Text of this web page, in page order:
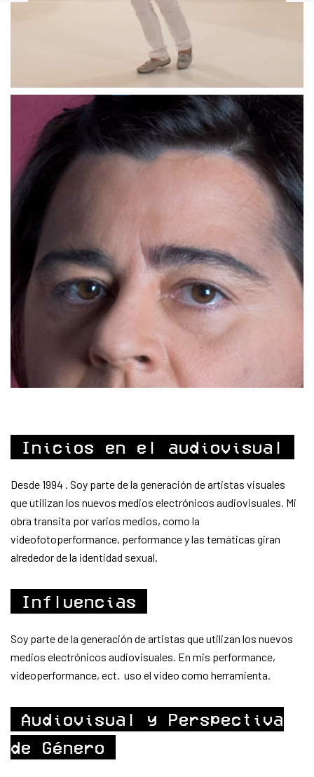
Inicios en el audiovisual
Desde 1994 . Soy parte de la generación de artistas visuales
que utilizan los nuevos medios electrónicos audiovisuales. Mi
obra transita por varios medios, como la
videofotoperformance, performance y las temáticas giran
alrededor de la identidad sexual.
Influencias
Soy parte de la generación de artistas que utilizan los nuevos
medios electrónicos audiovisuales. En mis performance,
videoperformance, ect. uso el video como herramienta.
Audiovisual y Perspectiva
de Género